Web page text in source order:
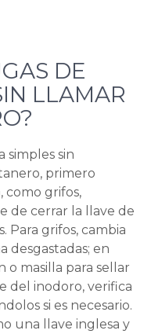
DE
LLAMAR
simples sin
primero
como grifos,
de cerrar la llave de
Para grifos, cambia
desgastadas; en
masilla para sellar
del inodoro, verifica
si es necesario.
una llave inglesa y